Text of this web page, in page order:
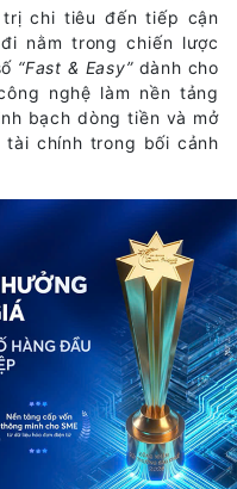
chi tiêu đến tiếp cận
nằm trong chiến lược
“Fast & Easy”dành cho
nghệ làm nền tảng
bạch dòng tiền và mở
chính trong bối cảnh